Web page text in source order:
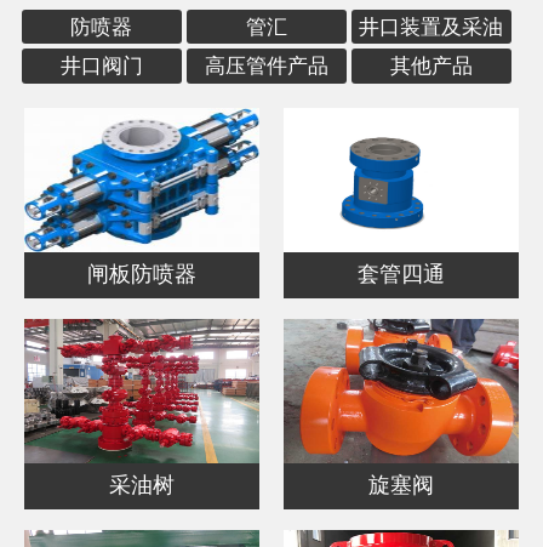
荣誉资质
联系我们
防喷器 管汇
井口装置及采油
树
井口阀门 高压管件产品 其他产品
闸板防喷器 套管四通
采油树 旋塞阀